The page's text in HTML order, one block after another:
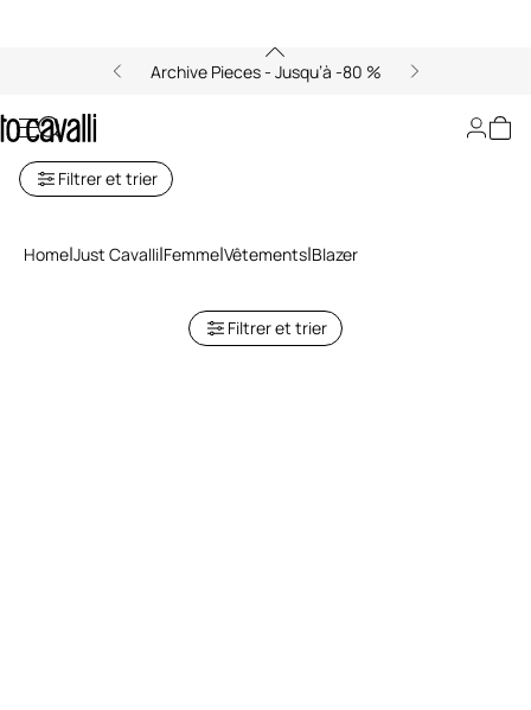
Archive Pieces - Jusqu’à -80 %
Blazers Femme Just Cavalli
Filtrer et trier
Home Just Cavalli Femme Vêtements Blazer
Filtrer et trier